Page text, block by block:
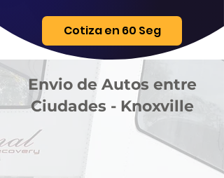
Cotiza en 60 Seg
Envio de Autos entre
Ciudades - Knoxville